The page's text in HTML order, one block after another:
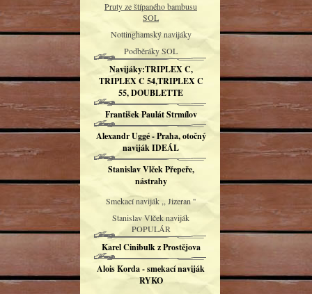
Pruty ze štípaného bambusu
SOL
Nottinghamský navijáky
Podběráky SOL
Navijáky:TRIPLEX C,
TRIPLEX C 54,TRIPLEX C
55, DOUBLETTE
František Paulát Strmílov
Alexandr Uggé - Praha, otočný
naviják IDEÁL
Stanislav Vlček Přepeře,
nástrahy
Smekací naviják ,, Jizeran ''
Stanislav Vlček naviják
POPULÁR
Karel Cinibulk z Prostějova
Alois Korda - smekací naviják
RYKO